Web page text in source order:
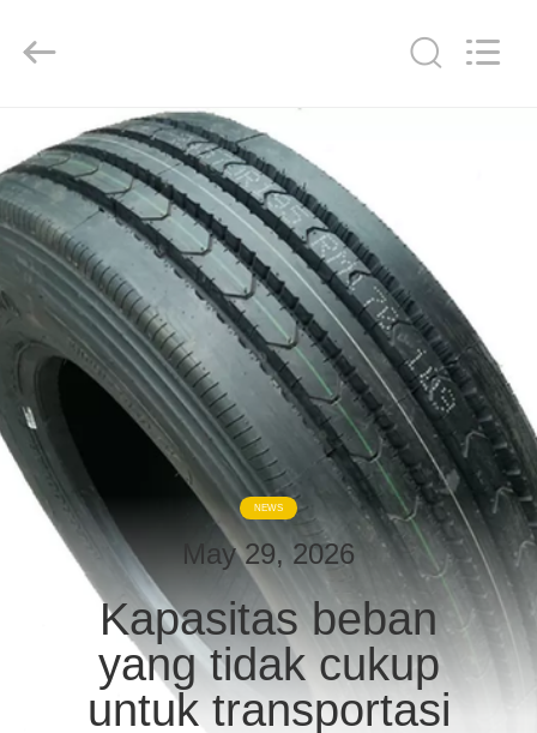
RUMAH
PRODUK
TENTANG
KAMI
TUR
PABRIK
KONTROL
KUALITAS
HUBUNGI
LTD..
NEWS
May 29, 2026
Kapasitas beban
yang tidak cukup
untuk transportasi